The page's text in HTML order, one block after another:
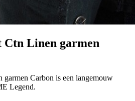
Ctn Linen garmen
Carbon is een langemouw
Legend.